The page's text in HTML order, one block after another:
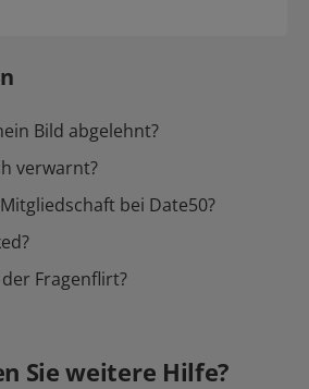
Bild abgelehnt?
verwarnt?
bei Date50?
Fragenflirt?
Sie weitere Hilfe?